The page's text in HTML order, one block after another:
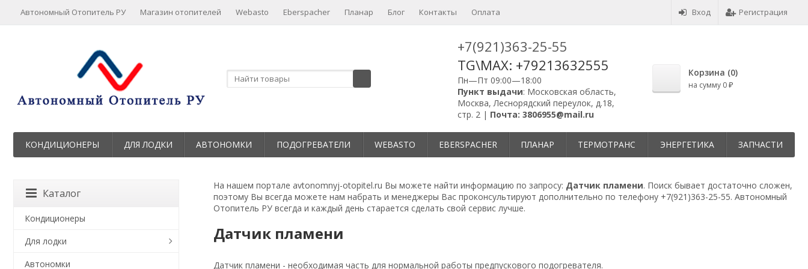
Вход Регистрация
Автономный Отопитель РУ Магазин отопителей Webasto Eberspacher Планар Блог Контакты Оплата
+7(921)363-25-55
TG\MAX: +79213632555
Пн—Пт 09:00—18:00
Пункт выдачи: Московская область,
Москва, Леснорядский переулок, д.18,
стр. 2 | Почта: 3806955@mail.ru
Корзина (0)
на сумму 0 ₽
КОНДИЦИОНЕРЫ ДЛЯ ЛОДКИ АВТОНОМКИ ПОДОГРЕВАТЕЛИ WEBASTO EBERSPACHER ПЛАНАР ТЕРМОТРАНС ЭНЕРГЕТИКА ЗАПЧАСТИ
На нашем портале avtonomnyj-otopitel.ru Вы можете найти информацию по запросу: Датчик пламени. Поиск бывает достаточно сложен,
поэтому Вы всегда можете нам набрать и менеджеры Вас проконсультируют дополнительно по телефону +7(921)363-25-55. Автономный
Отопитель РУ всегда и каждый день старается сделать свой сервис лучше.
Датчик пламени
Датчик пламени - необходимая часть для нормальной работы предпускового подогревателя.
Каталог
Кондиционеры
Для лодки
Автономки